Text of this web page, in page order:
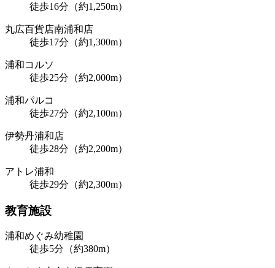
徒歩16分（約1,250m）
丸広百貨店南浦和店
徒歩17分（約1,300m）
浦和コルソ
徒歩25分（約2,000m）
浦和パルコ
徒歩27分（約2,100m）
伊勢丹浦和店
徒歩28分（約2,200m）
アトレ浦和
徒歩29分（約2,300m）
教育施設
浦和めぐみ幼稚園
徒歩5分（約380m）